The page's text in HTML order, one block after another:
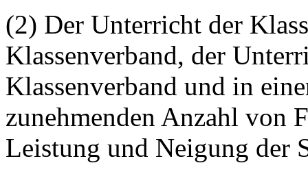
(2) Der Unterricht der
Klassenverband, der
Klassenverband und in
zunehmenden Anzahl von
Leistung und Neigung der